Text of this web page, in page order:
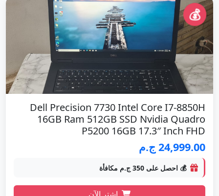
💰
Dell Precision 7730 Intel Core I7-8850H
16GB Ram 512GB SSD Nvidia Quadro
P5200 16GB 17.3″ Inch FHD
24,999.00 ج.م
💰 احصل على 350 ج.م مكافأة